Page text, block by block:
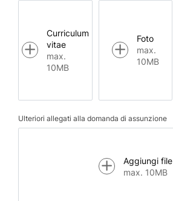
Curriculum
vitae
max.
10MB
Foto
max.
10MB
Ulteriori allegati alla domanda di assunzione
Aggiungi file
max. 10MB